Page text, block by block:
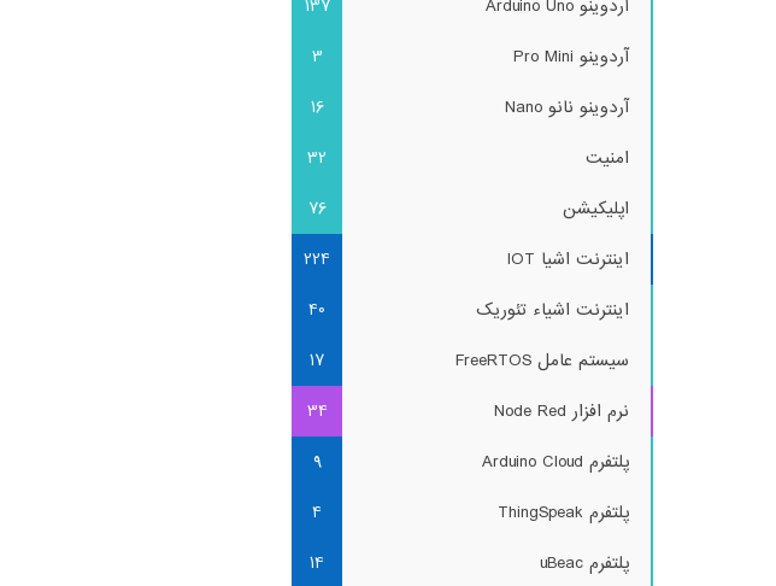
آردوینو Arduino Uno
137
آردوینو Pro Mini
3
آردوینو نانو Nano
16
امنیت
32
اپلیکیشن
76
اینترنت اشیا IOT
224
اینترنت اشیاء تئوریک
40
سیستم عامل FreeRTOS
17
نرم افزار Node Red
34
پلتفرم Arduino Cloud
9
پلتفرم ThingSpeak
4
پلتفرم uBeac
14